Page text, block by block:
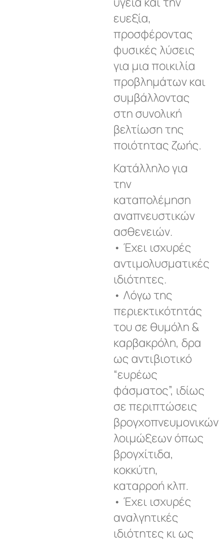
ευεξία,
προσφέροντας
φυσικές λύσεις
για μια ποικιλία
προβλημάτων και
συμβάλλοντας
στη συνολική
βελτίωση της
ποιότητας ζωής.
Κατάλληλο για
την
καταπολέμηση
αναπνευστικών
ασθενειών.
• Έχει ισχυρές
αντιμολυσματικές
ιδιότητες.
• Λόγω της
περιεκτικότητάς
του σε θυμόλη &
καρβακρόλη, δρα
ως αντιβιοτικό
“ευρέως
φάσματος”, ιδίως
σε περιπτώσεις
βρογχοπνευμονικών
λοιμώξεων όπως
βρογχίτιδα,
κοκκύτη,
καταρροή κλπ.
• Έχει ισχυρές
αναλγητικές
ιδιότητες κι ως